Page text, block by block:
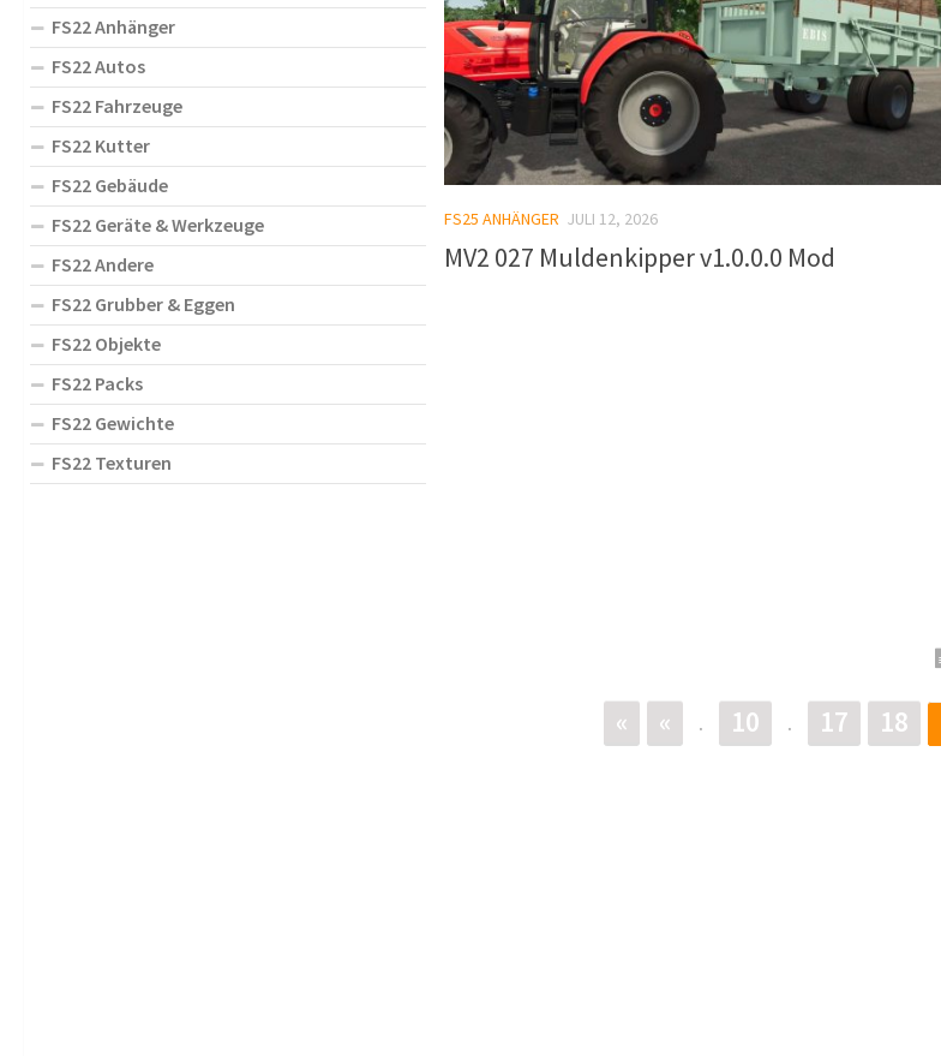
FS25 ANHÄNGER JULI 12, 2026
MV2 027 Muldenkipper v1.0.0.0 Mod
« « . 10 . 17 18
FS22 Anhänger
FS22 Autos
FS22 Fahrzeuge
FS22 Kutter
FS22 Gebäude
FS22 Geräte & Werkzeuge
FS22 Andere
FS22 Grubber & Eggen
FS22 Objekte
FS22 Packs
FS22 Gewichte
FS22 Texturen